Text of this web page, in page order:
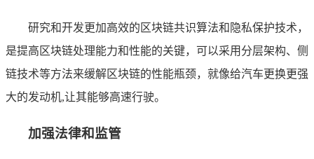
研究和开发更加高效的区块链共识算法和隐私保护技术，
是提高区块链处理能力和性能的关键，可以采用分层架构、侧
链技术等方法来缓解区块链的性能瓶颈，就像给汽车更换更强
大的发动机,让其能够高速行驶。
加强法律和监管